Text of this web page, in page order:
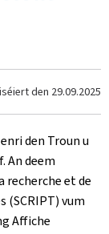
den 29.09.2025
den Troun u
An deem
recherche et de
(SCRIPT) vum
Affiche